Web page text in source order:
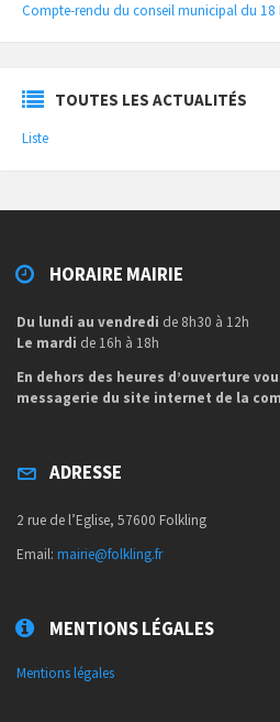
Compte-rendu du conseil municipal du 18
TOUTES LES ACTUALITÉS
Liste
HORAIRE MAIRIE
Du lundi au vendredi de 8h30 à 12h
Le mardi de 16h à 18h
En dehors des heures d’ouverture
messagerie du site internet de la
ADRESSE
2 rue de l’Eglise, 57600 Folkling
Email: mairie@folkling.fr
MENTIONS LÉGALES
Mentions légales